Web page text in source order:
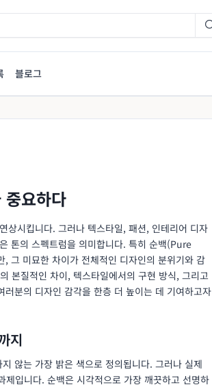
블로그
요하다
상시킵니다. 그러나 텍스타일, 패션, 인테리어 디자
톤의 스펙트럼을 의미합니다. 특히 순백(Pure
미묘한 차이가 전체적인 디자인의 분위기와 감
본질적인 차이, 텍스타일에서의 구현 방식, 그리고
분의 디자인 감각을 한층 더 높이는 데 기여하고자
지
않는 가장 밝은 색으로 정의됩니다. 그러나 실제
입니다. 순백은 시각적으로 가장 깨끗하고 선명하